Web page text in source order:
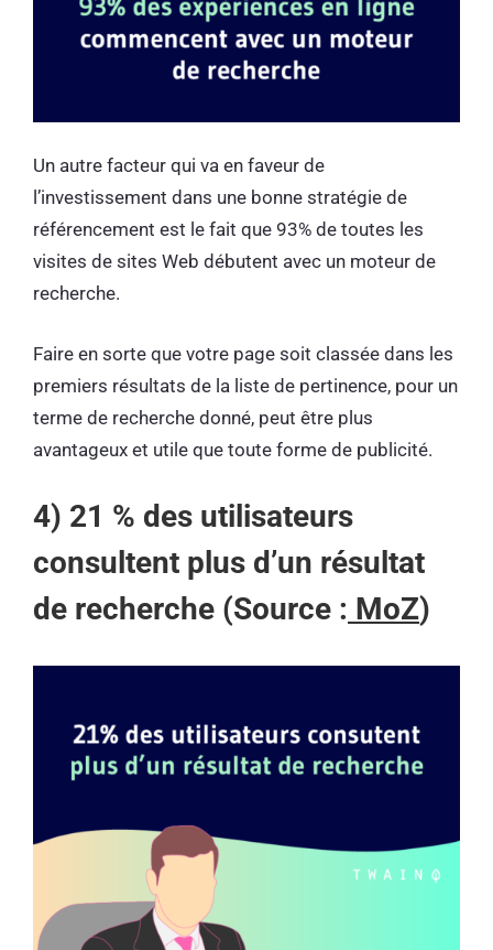
Un autre facteur qui va en faveur de
l’investissement dans une bonne stratégie de
référencement est le fait que 93% de toutes les
visites de sites Web débutent avec un moteur de
recherche.
Faire en sorte que votre page soit classée dans les
premiers résultats de la liste de pertinence, pour un
terme de recherche donné, peut être plus
avantageux et utile que toute forme de publicité.
4) 21 % des utilisateurs
consultent plus d’un résultat
de recherche (Source : MoZ)